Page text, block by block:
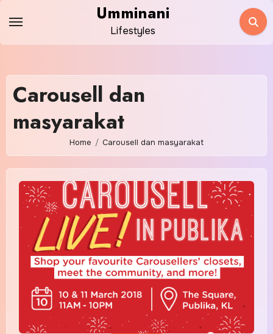
content
Umminani
Lifestyles
Carousell dan
masyarakat
Home Carousell dan masyarakat